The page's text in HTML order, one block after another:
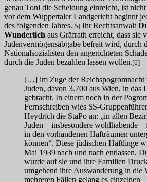
genau Toni die Scheidung einreicht, ist
vor dem Wuppertaler Landgericht beginnt
des folgenden Jahres.[5] Ihr Rechtsanwalt
Wunderlich aus Gräfrath erreicht, dass sie
Judenvermögensabgabe befreit wird, durch
Nationalsozialisten den angerichteten
durch die Juden bezahlen lassen wollen.[6]
[…] im Zuge der Reichspogromnacht
Juden, davon 3.700 aus Wien, in das
gebracht. In einem noch in der
Fernschreiben wies SS-
Heydrich die StaPo an: „in allen
Juden – insbesondere wohlhabende –
in den vorhandenen Hafträumen
können“. Diese jüdischen Häftlinge
Mai 1939 nach und nach entlassen.
wurde auf sie und ihre Familien
umgehend ihre Auswanderung in die
mehreren Fällen gelang es einzelnen